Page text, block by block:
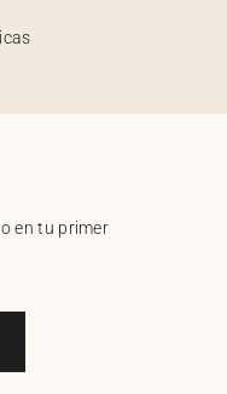
en tu primer